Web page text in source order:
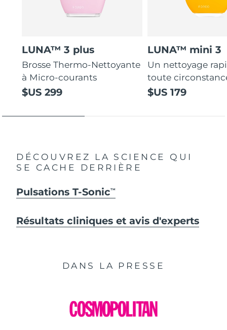
LUNA™ 3 plus
Brosse Thermo-Nettoyante
à Micro-courants
$US 299
LUNA™ mini 3
Un nettoyage
toute
$US 179
DÉCOUVREZ LA SCIENCE QUI
SE CACHE DERRIÈRE
Pulsations T-SonicTM
Résultats cliniques et avis d'experts
DANS LA PRESSE